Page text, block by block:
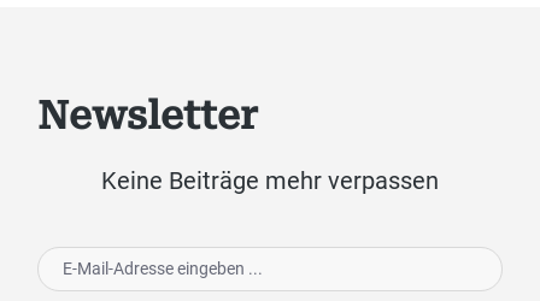
Newsletter
Keine Beiträge mehr verpassen